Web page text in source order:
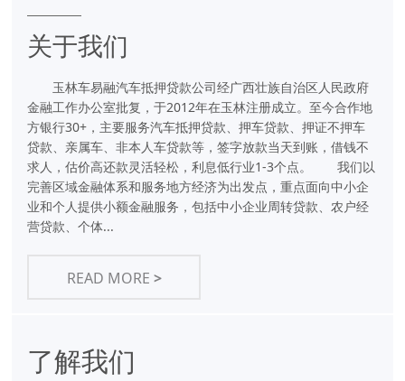
关于我们
玉林车易融汽车抵押贷款公司经广西壮族自治区人民政府
金融工作办公室批复，于2012年在玉林注册成立。至今合作地
方银行30+，主要服务汽车抵押贷款、押车贷款、押证不押车
贷款、亲属车、非本人车贷款等，签字放款当天到账，借钱不
求人，估价高还款灵活轻松，利息低行业1-3个点。 我们以
完善区域金融体系和服务地方经济为出发点，重点面向中小企
业和个人提供小额金融服务，包括中小企业周转贷款、农户经
营贷款、个体...
READ MORE >
了解我们